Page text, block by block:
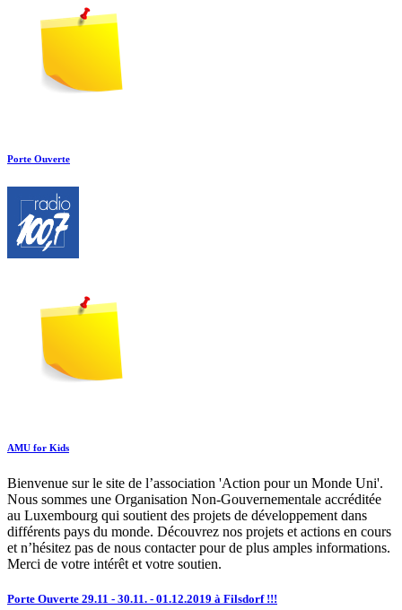
Porte Ouverte
AMU for Kids
Bienvenue sur le site de l’association 'Action pour un Monde Uni'.
Nous sommes une Organisation Non-Gouvernementale accréditée
au Luxembourg qui soutient des projets de développement dans
différents pays du monde. Découvrez nos projets et actions en cours
et n’hésitez pas de nous contacter pour de plus amples informations.
Merci de votre intérêt et votre soutien.
Porte Ouverte 29.11 - 30.11. - 01.12.2019 à Filsdorf !!!